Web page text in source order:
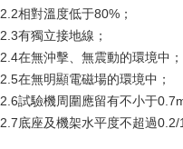
2.2相對溫度低于80%；
2.3有獨立接地線；
2.4在無沖擊、無震動的環境中；
2.5在無明顯電磁場的環境中；
2.6試驗機周圍應留有不小于
2.7底座及機架水平度不超過0.2/